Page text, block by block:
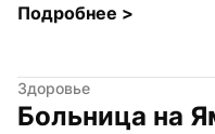
Подробнее >
Здоровье
Больница на